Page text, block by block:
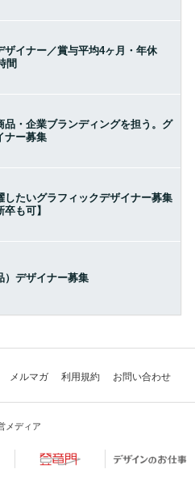
ザイナー／賞与平均4ヶ月・年休
間
品・企業ブランディングを担う。グ
ナー募集
したいグラフィックデザイナー募集
卒も可】
）デザイナー募集
メルマガ 利用規約 お問い合わせ
メディア